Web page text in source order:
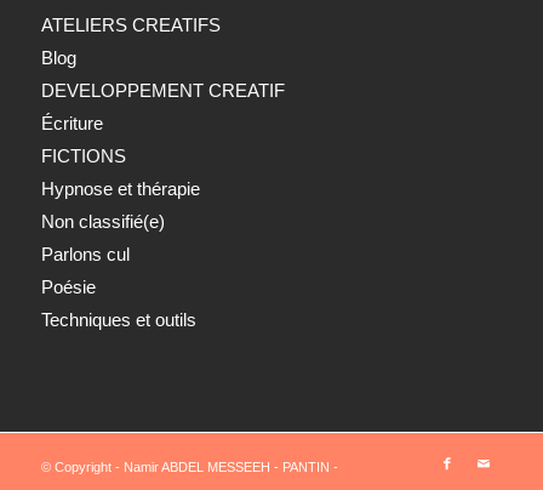
ATELIERS CREATIFS
Blog
DEVELOPPEMENT CREATIF
Écriture
FICTIONS
Hypnose et thérapie
Non classifié(e)
Parlons cul
Poésie
Techniques et outils
© Copyright - Namir ABDEL MESSEEH - PANTIN -